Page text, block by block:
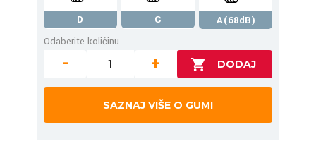
D C
A(68dB)
Odaberite količinu
- +
SAZNAJ VIŠE O GUMI